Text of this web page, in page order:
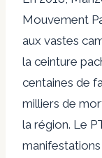
Mouvement
aux vastes
la ceinture
centaines de
milliers de
la région. Le